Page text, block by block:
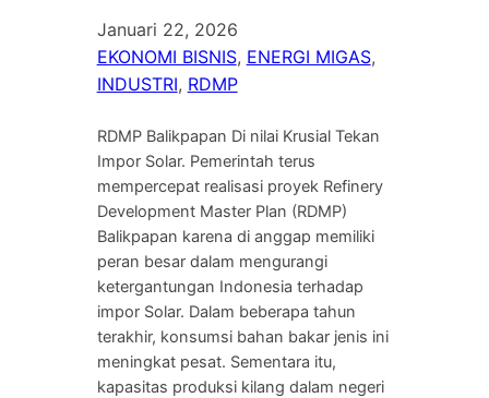
Januari 22, 2026
EKONOMI BISNIS, ENERGI MIGAS
INDUSTRI, RDMP
RDMP Balikpapan Di nilai Krusial Tekan
Impor Solar. Pemerintah terus
mempercepat realisasi proyek Refinery
Development Master Plan (RDMP)
Balikpapan karena di anggap memiliki
peran besar dalam mengurangi
ketergantungan Indonesia terhadap
impor Solar. Dalam beberapa tahun
terakhir, konsumsi bahan bakar jenis ini
meningkat pesat. Sementara itu,
kapasitas produksi kilang dalam negeri